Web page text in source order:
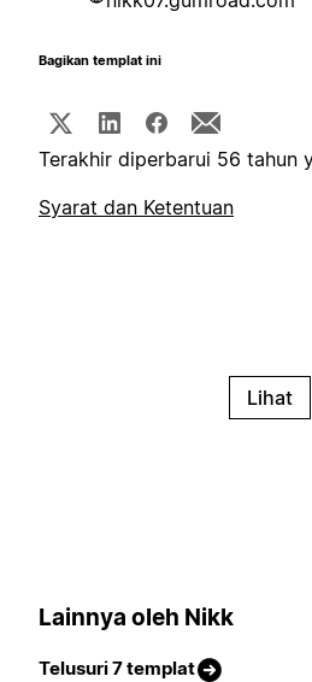
Bagikan templat ini
Terakhir diperbarui 56 tahun
Syarat dan Ketentuan
Lihat
Lainnya oleh Nikk
Telusuri 7 templat